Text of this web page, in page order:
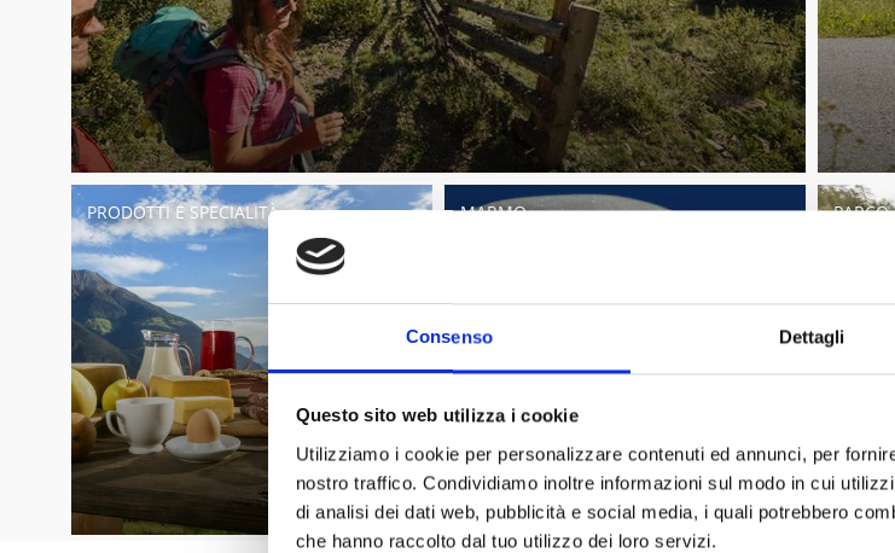
Consenso Dettagli
Questo sito web utilizza i cookie
Utilizziamo i cookie per personalizzare contenuti ed annunci, per
nostro traffico. Condividiamo inoltre informazioni sul modo in cui
di analisi dei dati web, pubblicità e social media, i quali potrebbero
che hanno raccolto dal tuo utilizzo dei loro servizi.
PRODOTTI E SPECIALITÀ MARMO
Facebook
LinkedIn